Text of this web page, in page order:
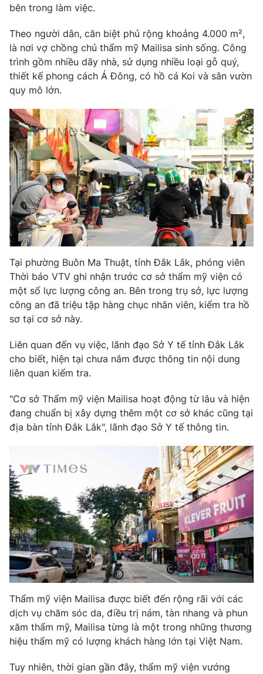
bên trong làm việc.
Theo người dân, căn biệt phủ rộng khoảng 4.000 m²,
là nơi vợ chồng chủ thẩm mỹ Mailisa sinh sống. Công
trình gồm nhiều dãy nhà, sử dụng nhiều loại gỗ quý,
thiết kế phong cách Á Đông, có hồ cá Koi và sân vườn
quy mô lớn.
Tại phường Buôn Ma Thuật, tỉnh Đắk Lắk, phóng viên
Thời báo VTV ghi nhận trước cơ sở thẩm mỹ viện có
một số lực lượng công an. Bên trong trụ sở, lực lượng
công an đã triệu tập hàng chục nhân viên, kiểm tra hồ
sơ tại cơ sở này.
Liên quan đến vụ việc, lãnh đạo Sở Y tế tỉnh Đắk Lắk
cho biết, hiện tại chưa nắm được thông tin nội dung
liên quan kiểm tra.
"Cơ sở Thẩm mỹ viện Mailisa hoạt động từ lâu và hiện
đang chuẩn bị xây dựng thêm một cơ sở khác cũng tại
địa bàn tỉnh Đắk Lắk", lãnh đạo Sở Y tế thông tin.
Thẩm mỹ viện Mailisa được biết đến rộng rãi với các
dịch vụ chăm sóc da, điều trị nám, tàn nhang và phun
xăm thẩm mỹ, Mailisa từng là một trong những thương
hiệu thẩm mỹ có lượng khách hàng lớn tại Việt Nam.
Tuy nhiên, thời gian gần đây, thẩm mỹ viện vướng